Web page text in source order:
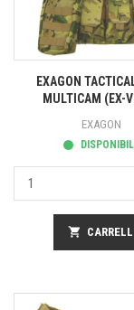
EXAGON
MULTICAM (EX-
EXAGON
shopping_cart